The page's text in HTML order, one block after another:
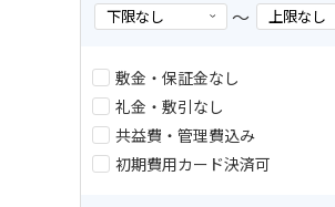
～
敷金・保証金なし
礼金・敷引なし
共益費・管理費込み
初期費用カード決済可